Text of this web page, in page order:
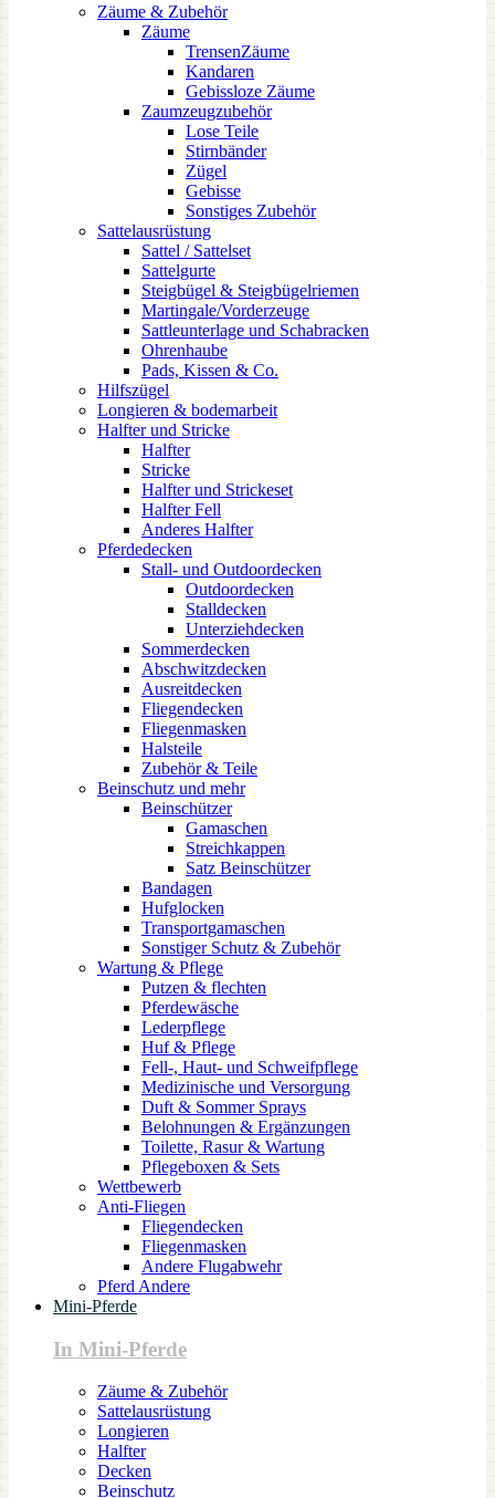
Zäume & Zubehör
Zäume
TrensenZäume
Kandaren
Gebissloze Zäume
Zaumzeugzubehör
Lose Teile
Stirnbänder
Zügel
Gebisse
Sonstiges Zubehör
Sattelausrüstung
Sattel / Sattelset
Sattelgurte
Steigbügel & Steigbügelriemen
Martingale/Vorderzeuge
Sattleunterlage und Schabracken
Ohrenhaube
Pads, Kissen & Co.
Hilfszügel
Longieren & bodemarbeit
Halfter und Stricke
Halfter
Stricke
Halfter und Strickeset
Halfter Fell
Anderes Halfter
Pferdedecken
Stall- und Outdoordecken
Outdoordecken
Stalldecken
Unterziehdecken
Sommerdecken
Abschwitzdecken
Ausreitdecken
Fliegendecken
Fliegenmasken
Halsteile
Zubehör & Teile
Beinschutz und mehr
Beinschützer
Gamaschen
Streichkappen
Satz Beinschützer
Bandagen
Hufglocken
Transportgamaschen
Sonstiger Schutz & Zubehör
Wartung & Pflege
Putzen & flechten
Pferdewäsche
Lederpflege
Huf & Pflege
Fell-, Haut- und Schweifpflege
Medizinische und Versorgung
Duft & Sommer Sprays
Belohnungen & Ergänzungen
Toilette, Rasur & Wartung
Pflegeboxen & Sets
Wettbewerb
Anti-Fliegen
Fliegendecken
Fliegenmasken
Andere Flugabwehr
Pferd Andere
Mini-Pferde
In Mini-Pferde
Zäume & Zubehör
Sattelausrüstung
Longieren
Halfter
Decken
Beinschutz